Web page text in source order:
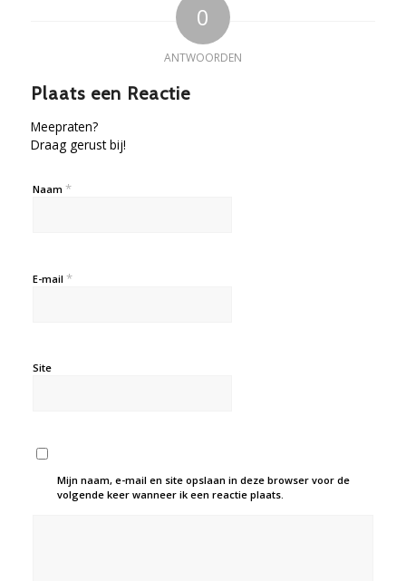
0
ANTWOORDEN
Plaats een Reactie
Meepraten?
Draag gerust bij!
Naam *
E-mail *
Site
Mijn naam, e-mail en site opslaan in deze browser voor de
volgende keer wanneer ik een reactie plaats.